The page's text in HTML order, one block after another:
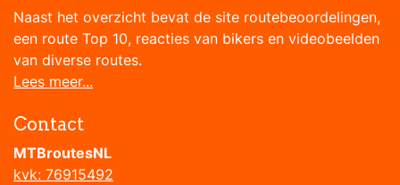
Naast het overzicht bevat de site routebeoordelingen,
een route Top 10, reacties van bikers en videobeelden
van diverse routes.
Lees meer...
Contact
MTBroutesNL
kvk: 76915492